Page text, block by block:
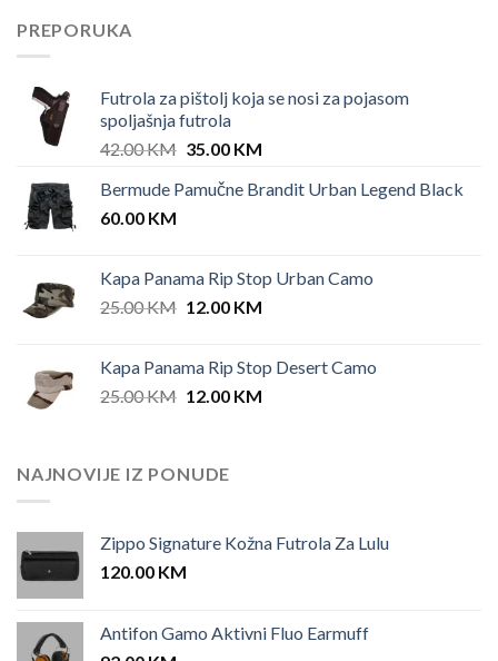
PREPORUKA
Futrola za pištolj koja se nosi za pojasom
spoljašnja futrola
42.00KM Original
was:
35.00 KMCurrent
is:
Bermude Pamučne Brandit Urban Legend Black
60.00 KM
Kapa Panama Rip Stop Urban Camo
25.00KM Original
25.00 KM.
12.00 KMCurrent
12.00 KM.
Kapa Panama Rip Stop Desert Camo
25.00KM Original
25.00 KM.
12.00 KMCurrent
NAJNOVIJE IZ PONUDE
Zippo Signature Kožna Futrola Za Lulu
120.00 KM
Antifon Gamo Aktivni Fluo Earmuff